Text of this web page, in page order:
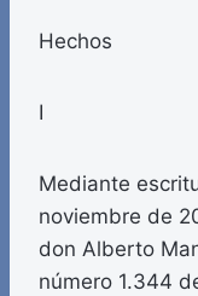
Hechos
I
Mediante
noviembre de
don Alberto
número 1.344